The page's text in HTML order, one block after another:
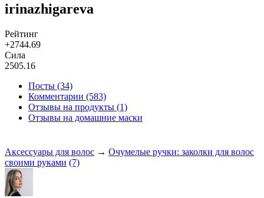
irinazhigareva
Рейтинг
+2744.69
Сила
2505.16
Посты (34)
Комментарии (583)
Отзывы на продукты (1)
Отзывы на домашние маски
Аксессуары для волос → Очумелые ручки: заколки для волос
своими руками (7)